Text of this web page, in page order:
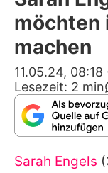
Alle
möchten
machen
11.05.24, 08:18
Lesezeit: 2 min
Sarah Engels